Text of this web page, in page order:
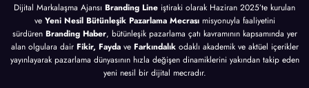
Dijital Markalaşma Ajansı Branding Line iştiraki olarak Haziran 2025’te kurulan
ve Yeni Nesil Bütünleşik Pazarlama Mecrası misyonuyla faaliyetini
sürdüren Branding Haber, bütünleşik pazarlama çatı kavramının kapsamında yer
alan olgulara dair Fikir, Fayda ve Farkındalık odaklı akademik ve aktüel içerikler
yayınlayarak pazarlama dünyasının hızla değişen dinamiklerini yakından takip eden
yeni nesil bir dijital mecradır.